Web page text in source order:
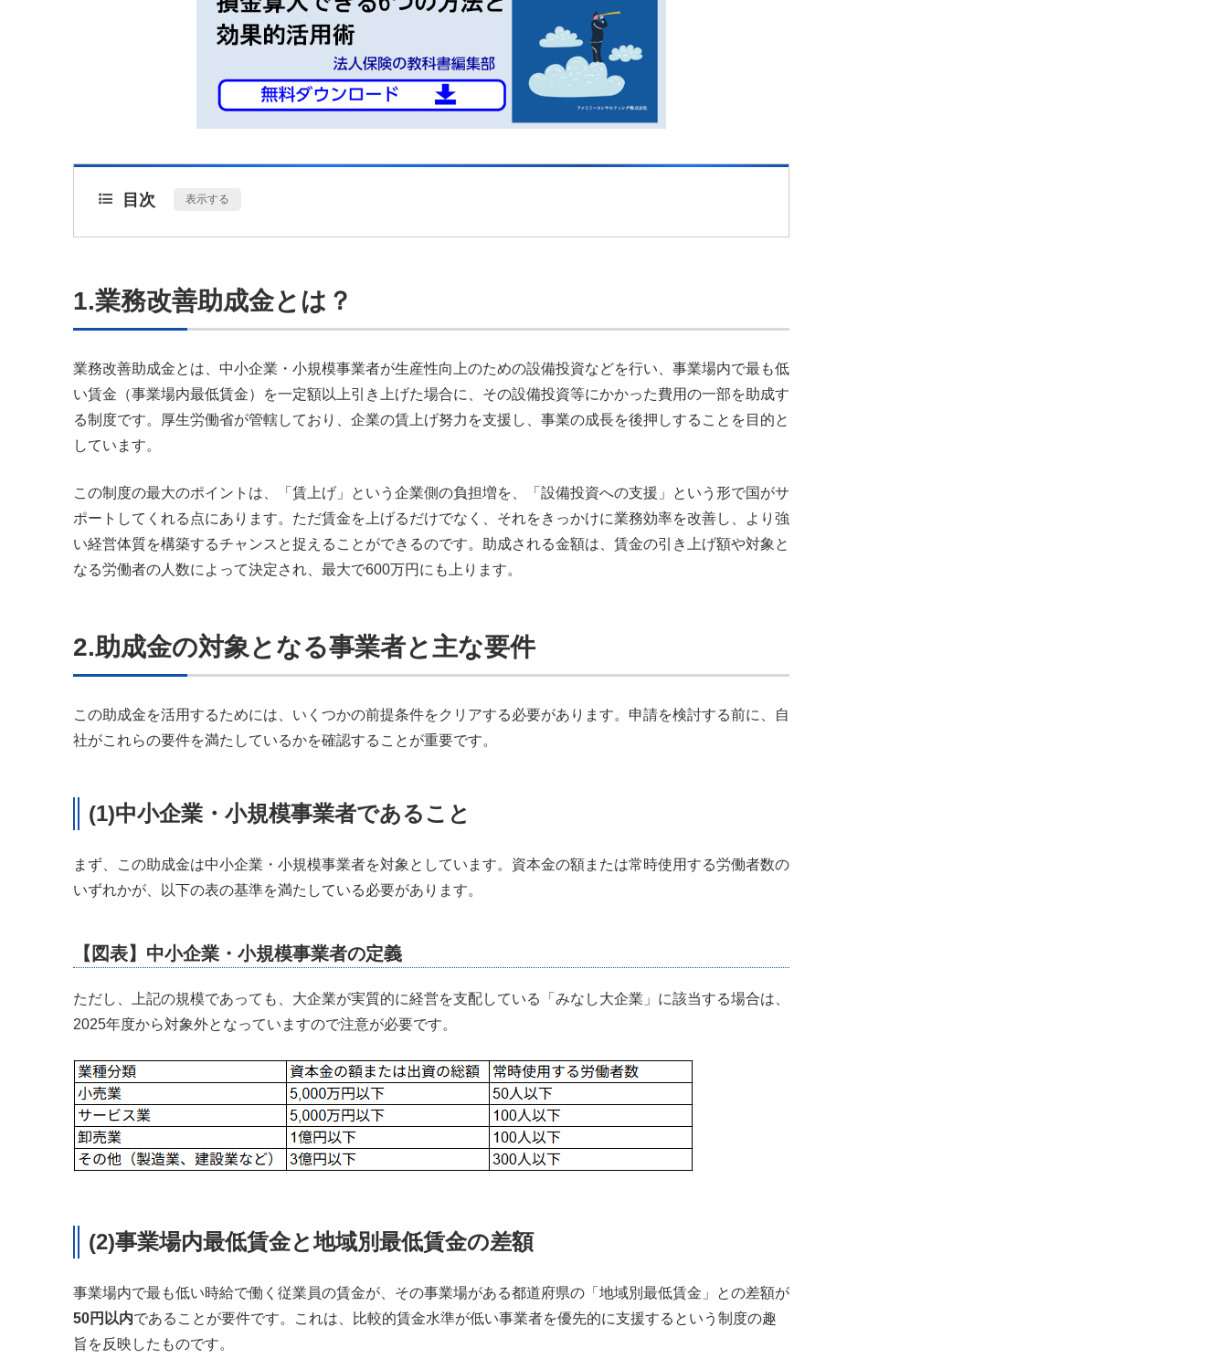
目次 表示する
1.業務改善助成金とは？
業務改善助成金とは、中小企業・小規模事業者が生産性向上のための設備投資などを行い、事業場内で最も低
い賃金（事業場内最低賃金）を一定額以上引き上げた場合に、その設備投資等にかかった費用の一部を助成す
る制度です。厚生労働省が管轄しており、企業の賃上げ努力を支援し、事業の成長を後押しすることを目的と
しています。
この制度の最大のポイントは、「賃上げ」という企業側の負担増を、「設備投資への支援」という形で国がサ
ポートしてくれる点にあります。ただ賃金を上げるだけでなく、それをきっかけに業務効率を改善し、より強
い経営体質を構築するチャンスと捉えることができるのです。助成される金額は、賃金の引き上げ額や対象と
なる労働者の人数によって決定され、最大で600万円にも上ります。
2.助成金の対象となる事業者と主な要件
この助成金を活用するためには、いくつかの前提条件をクリアする必要があります。申請を検討する前に、自
社がこれらの要件を満たしているかを確認することが重要です。
(1)中小企業・小規模事業者であること
まず、この助成金は中小企業・小規模事業者を対象としています。資本金の額または常時使用する労働者数の
いずれかが、以下の表の基準を満たしている必要があります。
【図表】中小企業・小規模事業者の定義
ただし、上記の規模であっても、大企業が実質的に経営を支配している「みなし大企業」に該当する場合は、
2025年度から対象外となっていますので注意が必要です。
(2)事業場内最低賃金と地域別最低賃金の差額
事業場内で最も低い時給で働く従業員の賃金が、その事業場がある都道府県の「地域別最低賃金」との差額が
50円以内であることが要件です。これは、比較的賃金水準が低い事業者を優先的に支援するという制度の趣
旨を反映したものです。